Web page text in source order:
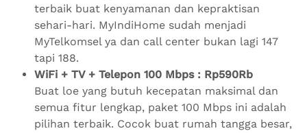
terbaik buat kenyamanan dan kepraktisan
sehari-hari. MyIndiHome sudah menjadi
MyTelkomsel ya dan call center bukan lagi 147
tapi 188.
WiFi + TV + Telepon 100 Mbps : Rp590Rb
Buat loe yang butuh kecepatan maksimal dan
semua fitur lengkap, paket 100 Mbps ini adalah
pilihan terbaik. Cocok buat rumah tangga besar,